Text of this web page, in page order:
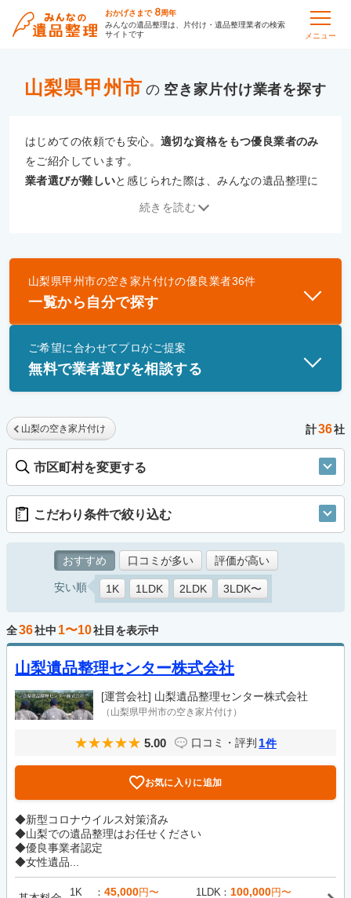
おかげさまで 8周年
みんなの遺品整理は、片付け・遺品整理業者の検索
サイトです
メニュー
山梨県甲州市 の 空き家片付け
はじめての依頼でも安心。適切な資格をもつ優良業者のみ
をご紹介しています。
業者選びが難しいと感じられた際は、みんなの遺品整理に
優良業者とは
一般財団法人遺品整理認定協会、および一般社団法
士」資格を持つ事業者のみ掲載しています。
続きを読む
山梨県甲州市の空き家片付けの優良業者36件
一覧から自分で探す
ご希望に合わせてプロがご提案
無料で業者選びを相談する
山梨の空き家片付け 計36社
市区町村を変更する
こだわり条件で絞り込む
おすすめ 口コミが多い 評価が高い
安い順 1K 1LDK 2LDK 3LDK〜
全36社中 1〜10社目を表示中
山梨遺品整理センター株式会社
[運営会社] 山梨遺品整理センター株式会社
（山梨県甲州市の空き家片付け）
5.00 口コミ・評判 1件
お気に入りに追加
◆新型コロナウイルス対策済み
◆山梨での遺品整理はお任せください
◆優良事業者認定
◆女性遺品...
1K 45,000円〜 1LDK 100,000円〜